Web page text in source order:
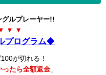
グルプレーヤー!!
▼ ▼
プログラム◆
が切れる！
たら全額返金」